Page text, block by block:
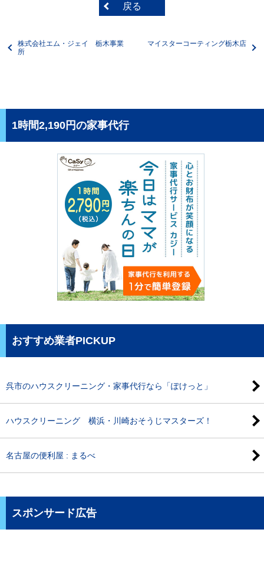
戻る
株式会社エム・ジェイ 栃木事業
所
マイスターコーティング栃木店
1時間2,190円の家事代行
おすすめ業者PICKUP
呉市のハウスクリーニング・家事代行なら「ぽけっと」
ハウスクリーニング 横浜・川崎おそうじマスターズ！
名古屋の便利屋 : まるべ
スポンサード広告